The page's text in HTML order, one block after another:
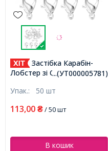
...(УТ000005781)
Застібка Карабін-
Лобстер зі Сплаву, Срібло,
(УТ000005781)
Упак.: 50 шт
113,00 ₴/ 50 шт
В кошик